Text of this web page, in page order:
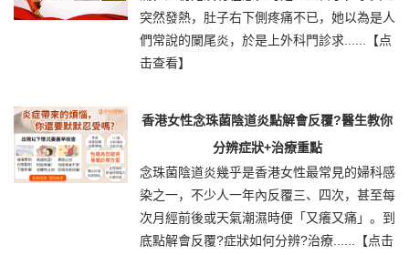
突然發熱，肚子右下側疼痛不已，她以為是人
們常說的闌尾炎，於是上外科門診求......
【点
击查看】
香港女性念珠菌陰道炎點解會反覆?醫生教你
分辨症狀+治療重點
念珠菌陰道炎幾乎是香港女性最常見的婦科感
染之一，不少人一年內反覆三、四次，甚至每
次月經前後或天氣潮濕時便「又癢又痛」。到
底點解會反覆?症狀如何分辨?治療......
【点击